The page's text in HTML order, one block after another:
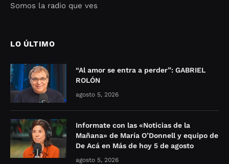
Somos la radio que ves
LO ÚLTIMO
“Al amor se entra a perder”: GABRIEL
ROLÓN
agosto 5, 2026
Informate con las «Noticias de la
Mañana» de María O’Donnell y equipo de
De Acá en Más de hoy 5 de agosto
agosto 5, 2026